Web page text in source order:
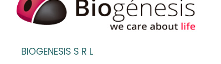
BIOGENESIS S R L